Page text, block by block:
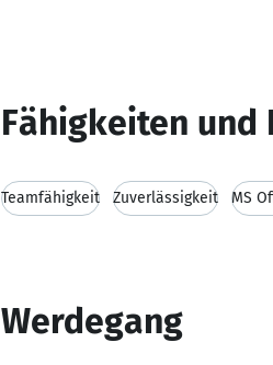
Fähigkeiten und
Teamfähigkeit Zuverlässigkeit MS
Werdegang